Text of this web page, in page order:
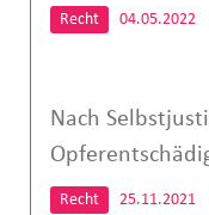
Recht 04.05.2022
Nach
Recht 25.11.2021